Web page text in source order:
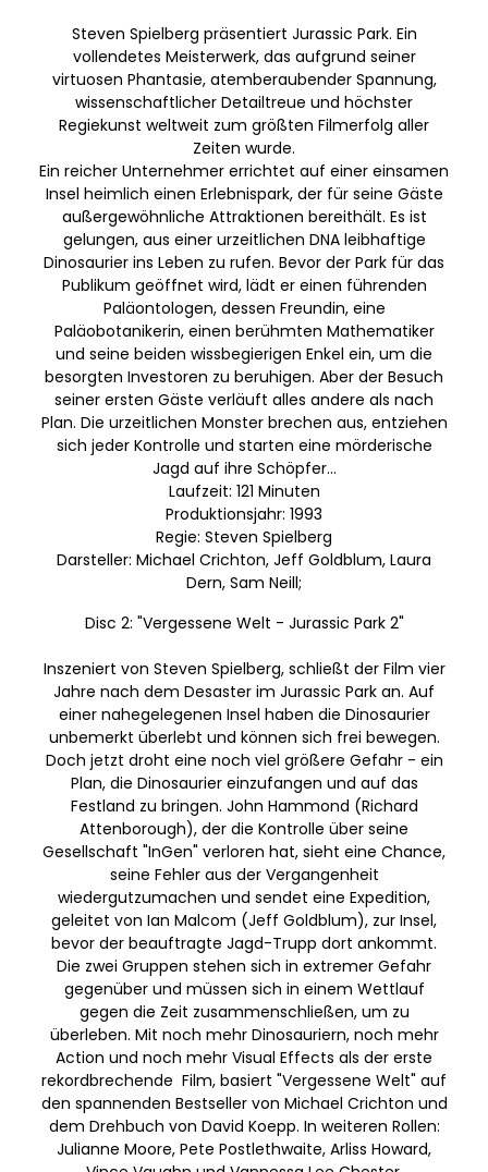
Steven Spielberg präsentiert Jurassic Park. Ein
vollendetes Meisterwerk, das aufgrund seiner
virtuosen Phantasie, atemberaubender Spannung,
wissenschaftlicher Detailtreue und höchster
Regiekunst weltweit zum größten Filmerfolg aller
Zeiten wurde.
Ein reicher Unternehmer errichtet auf einer einsamen
Insel heimlich einen Erlebnispark, der für seine Gäste
außergewöhnliche Attraktionen bereithält. Es ist
gelungen, aus einer urzeitlichen DNA leibhaftige
Dinosaurier ins Leben zu rufen. Bevor der Park für das
Publikum geöffnet wird, lädt er einen führenden
Paläontologen, dessen Freundin, eine
Paläobotanikerin, einen berühmten Mathematiker
und seine beiden wissbegierigen Enkel ein, um die
besorgten Investoren zu beruhigen. Aber der Besuch
seiner ersten Gäste verläuft alles andere als nach
Plan. Die urzeitlichen Monster brechen aus, entziehen
sich jeder Kontrolle und starten eine mörderische
Jagd auf ihre Schöpfer...
Laufzeit: 121 Minuten
Produktionsjahr: 1993
Regie: Steven Spielberg
Darsteller: Michael Crichton, Jeff Goldblum, Laura
Dern, Sam Neill;
Disc 2: "Vergessene Welt - Jurassic Park 2"
Inszeniert von Steven Spielberg, schließt der Film vier
Jahre nach dem Desaster im Jurassic Park an. Auf
einer nahegelegenen Insel haben die Dinosaurier
unbemerkt überlebt und können sich frei bewegen.
Doch jetzt droht eine noch viel größere Gefahr - ein
Plan, die Dinosaurier einzufangen und auf das
Festland zu bringen. John Hammond (Richard
Attenborough), der die Kontrolle über seine
Gesellschaft "InGen" verloren hat, sieht eine Chance,
seine Fehler aus der Vergangenheit
wiedergutzumachen und sendet eine Expedition,
geleitet von Ian Malcom (Jeff Goldblum), zur Insel,
bevor der beauftragte Jagd-Trupp dort ankommt.
Die zwei Gruppen stehen sich in extremer Gefahr
gegenüber und müssen sich in einem Wettlauf
gegen die Zeit zusammenschließen, um zu
überleben. Mit noch mehr Dinosauriern, noch mehr
Action und noch mehr Visual Effects als der erste
rekordbrechende Film, basiert "Vergessene Welt" auf
den spannenden Bestseller von Michael Crichton und
dem Drehbuch von David Koepp. In weiteren Rollen:
Julianne Moore, Pete Postlethwaite, Arliss Howard,